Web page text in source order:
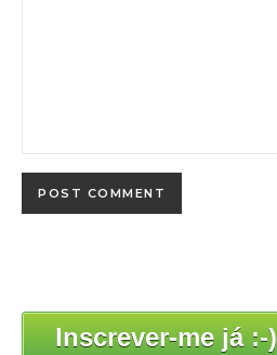
Inscrever-me já :-)